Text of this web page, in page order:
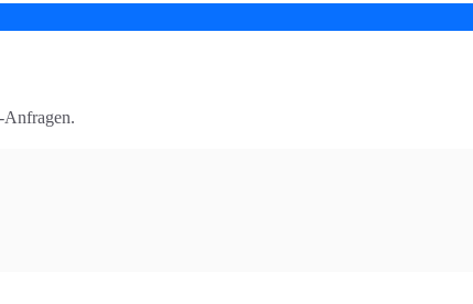
Anfragen.